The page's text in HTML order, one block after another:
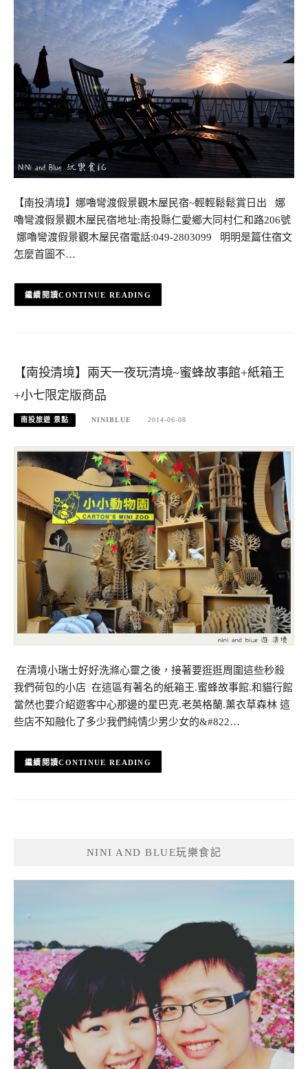
【南投清境】娜嚕彎渡假景觀木屋民宿~輕輕鬆鬆賞日出 娜
嚕彎渡假景觀木屋民宿地址:南投縣仁愛鄉大同村仁和路206號
娜嚕彎渡假景觀木屋民宿電話:049-2803099 明明是篇住宿文
怎麼首圖不…
CONTINUE READING
【南投清境】兩天一夜玩清境~蜜蜂故事館+紙箱王
+小七限定版商品
南投旅遊 景點 NINIBLUE 2014-06-08
在清境小瑞士好好洗滌心靈之後，接著要逛逛周圍這些秒殺
我們荷包的小店 在這區有著名的紙箱王.蜜蜂故事館.和貓行館
當然也要介紹遊客中心那邊的星巴克.老英格蘭.薰衣草森林 這
些店不知融化了多少我們純情少男少女的&#822…
CONTINUE READING
NINI AND BLUE玩樂食記